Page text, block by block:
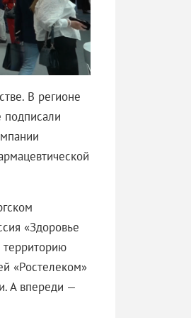
В регионе
подписали
«Здоровье
«Ростелеком»
А впереди —